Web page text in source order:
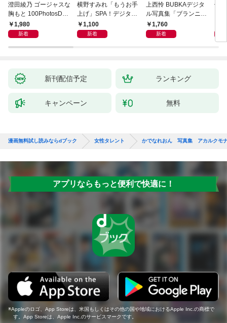
澄田綾乃 ゴージャスな
胸もと 100PhotosDX
[sabra net e-Book]
1,980
新着
横野すみれ「もうお手
上げ」SPA！デジタル
写真集
1,100
新着
上西怜 BUBKAデジタ
ル写真集「ブランニュ
ー・レイ」
1,760
新着
似
写
新刊配信予定 ランキング
キャンペーン 無料
漫画無料試し読みならdブック 女性タレント かでなれおん 写真集 アカルクモ
アプリならもっと便利で快適に！
Appleのロゴ、App Storeは、米国もしくはその他の国や地域におけるApple Inc.の商標で
す。App Storeは、Apple Inc.のサービスマークです。